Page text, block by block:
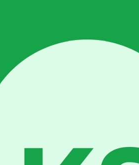
panen membuat batang pakchoy